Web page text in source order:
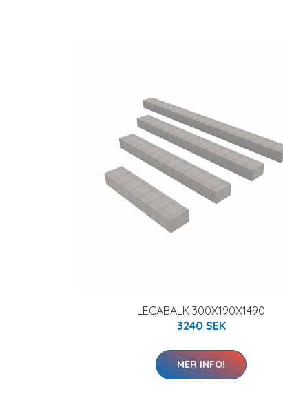
LECABALK 300X190X1490
3240 SEK
MER INFO!